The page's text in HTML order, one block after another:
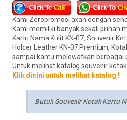
Kami Zeropromosi akan dengan
Kami memiliki banyak sekali pilihan
Kartu Nama Kulit KN-07, Souvenir
Holder Leather KN-07 Premium,
sampai kamu melewatkan berbagai
Untuk melihat katalog souvenir
Klik disini untuk melihat katalog !
Butuh Souvenir Kotak Kartu